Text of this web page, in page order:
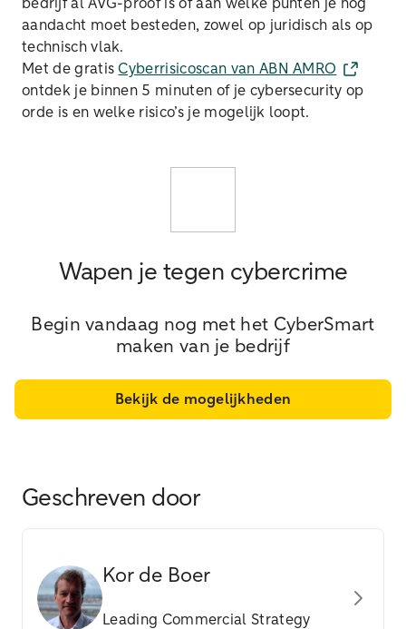
bedrijf al AVG-proof is of aan welke punten je nog
aandacht moet besteden, zowel op juridisch als op
technisch vlak.
Met de gratis Cyberrisicoscan van ABN AMRO
ontdek je binnen 5 minuten of je cybersecurity op
orde is en welke risico’s je mogelijk loopt.
Wapen je tegen cybercrime
Begin vandaag nog met het CyberSmart
maken van je bedrijf
Bekijk de mogelijkheden
Geschreven door
Kor de Boer
Leading Commercial Strategy